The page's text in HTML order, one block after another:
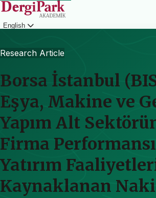
English
Research Article
Borsa İstanbul
Eşya, Makine ve
Yapım Alt
Firma
Yatırım
Kaynaklanan